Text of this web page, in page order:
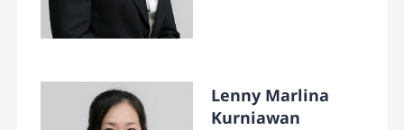
Lenny Marlina
Kurniawan